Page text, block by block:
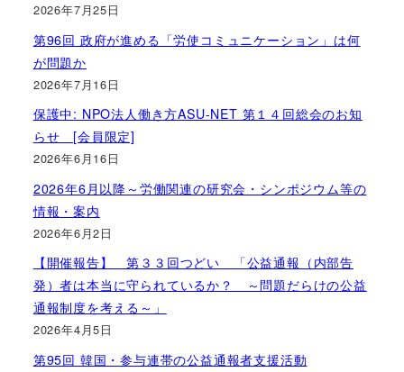
2026年7月25日
第96回 政府が進める「労使コミュニケーション」は何
が問題か
2026年7月16日
保護中: NPO法人働き方ASU-NET 第１４回総会のお知
らせ [会員限定]
2026年6月16日
2026年6月以降～労働関連の研究会・シンポジウム等の
情報・案内
2026年6月2日
【開催報告】 第３３回つどい 「公益通報（内部告
発）者は本当に守られているか？ ～問題だらけの公益
通報制度を考える～」
2026年4月5日
第95回 韓国・参与連帯の公益通報者支援活動